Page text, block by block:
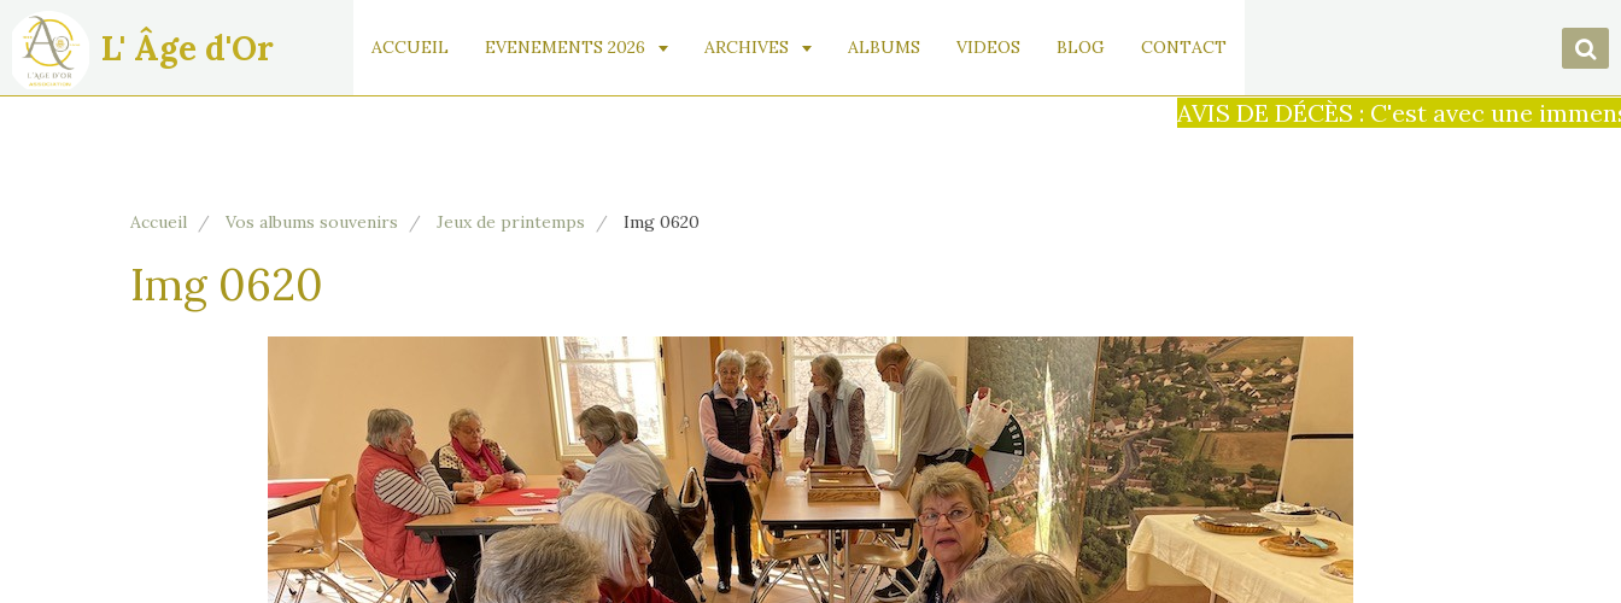
AVIS DE DÉCÈS : C'est avec une
L' Âge d'Or ACCUEIL EVENEMENTS 2026 ARCHIVES ALBUMS VIDEOS BLOG CONTACT
Accueil Vos albums souvenirs Jeux de printemps Img 0620
Img 0620